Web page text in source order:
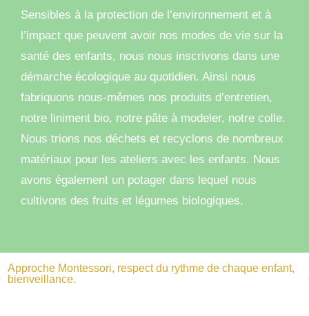
Sensibles à la protection de l’environnement et à
l’impact que peuvent avoir nos modes de vie sur la
santé des enfants, nous nous inscrivons dans une
démarche écologique au quotidien. Ainsi nous
fabriquons nous-mêmes nos produits d’entretien,
notre liniment bio, notre pâte à modeler, notre colle.
Nous trions nos déchets et recyclons de nombreux
matériaux pour les ateliers avec les enfants. Nous
avons également un potager dans lequel nous
cultivons des fruits et légumes biologiques.
Approche Montessori, respect du rythme de chaque enfant,
bienveillance.